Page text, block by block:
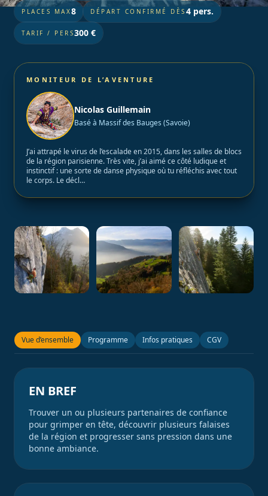
PLACES MAX8 DÉPART CONFIRMÉ DÈS 4 pers.
TARIF / PERS300 €
MONITEUR DE L’AVENTURE
Nicolas Guillemain
Basé à Massif des Bauges (Savoie)
J’ai attrapé le virus de l’escalade en 2015, dans les salles de blocs
de la région parisienne. Très vite, j’ai aimé ce côté ludique et
instinctif : une sorte de danse physique où tu réfléchis avec tout
le corps. Le décl…
Vue d’ensemble Programme Infos pratiques CGV
EN BREF
Trouver un ou plusieurs partenaires de confiance
pour grimper en tête, découvrir plusieurs falaises
de la région et progresser sans pression dans une
bonne ambiance.